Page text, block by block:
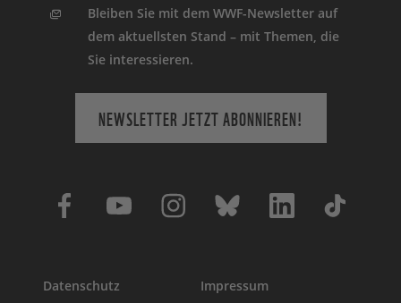
Bleiben Sie mit dem WWF-Newsletter auf
dem aktuellsten Stand – mit Themen, die
Sie interessieren.
NEWSLETTER JETZT ABONNIEREN!
Datenschutz Impressum